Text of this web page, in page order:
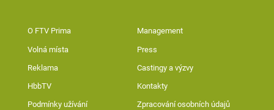
O FTV Prima Management
Volná místa Press
Reklama Castingy a výzvy
HbbTV Kontakty
Podmínky užívání Zpracování osobních údajů